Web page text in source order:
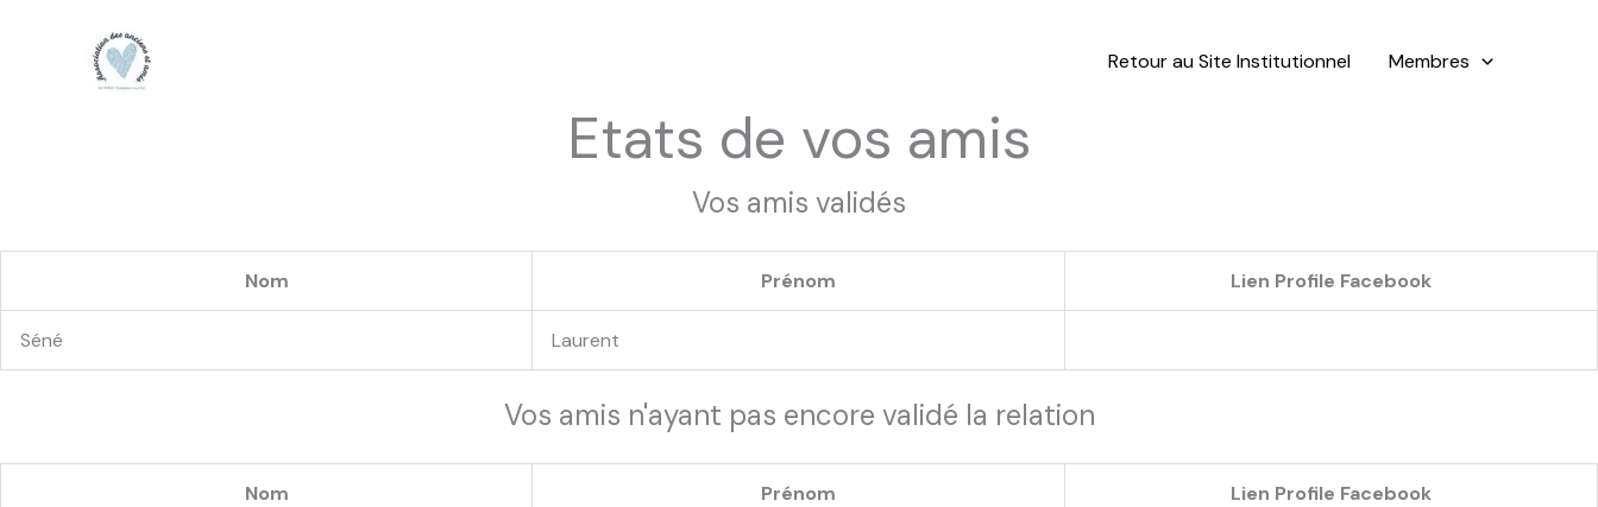
Retour au Site Institutionnel Membres
Etats de vos amis
Vos amis validés
Nom Prénom Lien Profile Facebook
Séné Laurent
Vos amis n'ayant pas encore validé la relation
Nom Prénom Lien Profile Facebook